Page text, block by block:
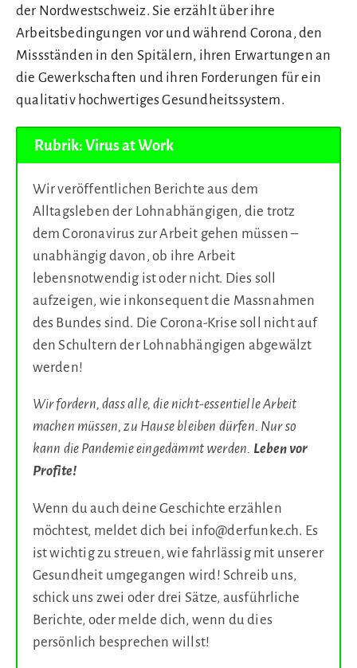
der Nordwestschweiz. Sie erzählt über ihre
Arbeitsbedingungen vor und während Corona, den
Missständen in den Spitälern, ihren Erwartungen an
die Gewerkschaften und ihren Forderungen für ein
qualitativ hochwertiges Gesundheitssystem.
Rubrik: Virus at Work
Wir veröffentlichen Berichte aus dem
Alltagsleben der Lohnabhängigen, die trotz
dem Coronavirus zur Arbeit gehen müssen –
unabhängig davon, ob ihre Arbeit
lebensnotwendig ist oder nicht. Dies soll
aufzeigen, wie inkonsequent die Massnahmen
des Bundes sind. Die Corona-Krise soll nicht auf
den Schultern der Lohnabhängigen abgewälzt
werden!
Wir fordern, dass alle, die nicht-essentielle Arbeit
machen müssen, zu Hause bleiben dürfen. Nur so
kann die Pandemie eingedämmt werden. Leben vor
Profite!
Wenn du auch deine Geschichte erzählen
möchtest, meldet dich bei info@derfunke.ch. Es
ist wichtig zu streuen, wie fahrlässig mit unserer
Gesundheit umgegangen wird! Schreib uns,
schick uns zwei oder drei Sätze, ausführliche
Berichte, oder melde dich, wenn du dies
persönlich besprechen willst!